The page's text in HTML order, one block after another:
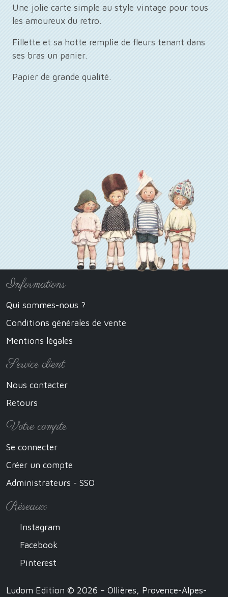
Une jolie carte simple au style vintage pour tous
les amoureux du retro.
Fillette et sa hotte remplie de fleurs tenant dans
ses bras un panier.
Papier de grande qualité.
Informations
Qui sommes-nous ?
Conditions générales de vente
Mentions légales
Service client
Nous contacter
Retours
Votre compte
Se connecter
Créer un compte
Administrateurs - SSO
Réseaux
Instagram
Facebook
Pinterest
Ludom Edition © 2026 – Ollières, Provence-Alpes-